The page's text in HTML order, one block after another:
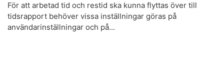
För att arbetad tid och restid ska kunna flyttas över till
tidsrapport behöver vissa inställningar göras på
användarinställningar och på...